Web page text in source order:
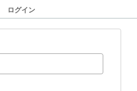
ログイン